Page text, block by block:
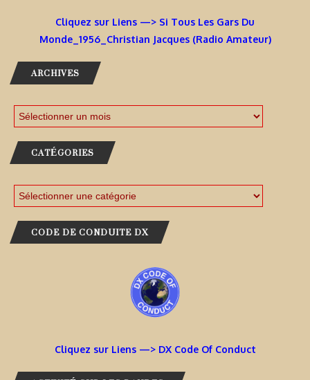
Cliquez sur Liens —> Si Tous Les Gars Du
Monde_1956_Christian Jacques (Radio Amateur)
ARCHIVES
CATÉGORIES
CODE DE CONDUITE DX
Cliquez sur Liens —> DX Code Of Conduct